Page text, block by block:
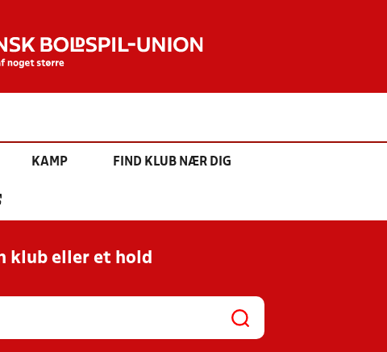
KAMP FIND KLUB NÆR DIG
klub eller et hold